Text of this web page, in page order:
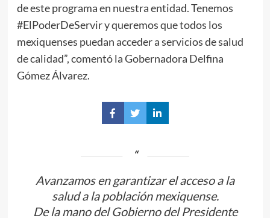
de este programa en nuestra entidad. Tenemos
#ElPoderDeServir y queremos que todos los
mexiquenses puedan acceder a servicios de salud
de calidad”, comentó la Gobernadora Delfina
Gómez Álvarez.
Share
on
Share
on
Share
on
Avanzamos en garantizar el acceso a la
salud a la población mexiquense.
De la mano del Gobierno del Presidente